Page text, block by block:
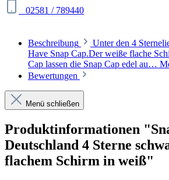
02581 / 789440
Beschreibung
Unter den 4
Have Snap Cap.Der weiße flache
Cap lassen die Snap Cap edel au…
Bewertungen
Menü schließen
Produktinformationen
Deutschland 4 Sterne
flachem Schirm in weiß"